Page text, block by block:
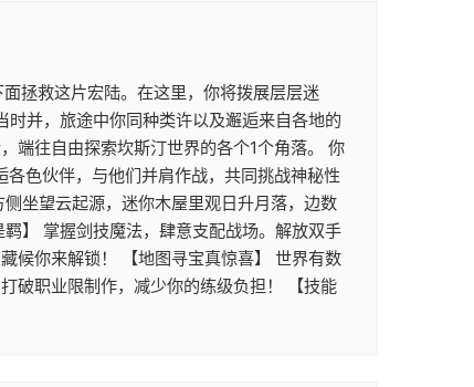
拯救这片宏陆。在这里，你将拨展层层迷
并，旅途中你同种类许以及邂逅来自各地的
端往自由探索坎斯汀世界的各个1个角落。 你
色伙伴，与他们并肩作战，共同挑战神秘性
坐望云起源，迷你木屋里观日升月落，边数
】 掌握剑技魔法，肆意支配战场。解放双手
候你来解锁！ 【地图寻宝真惊喜】 世界有数
破职业限制作，减少你的练级负担！ 【技能